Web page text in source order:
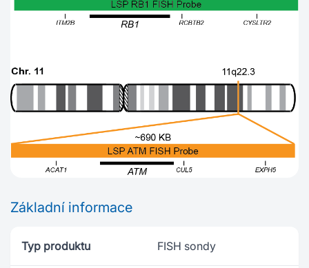
Základní informace
Typ produktu FISH sondy